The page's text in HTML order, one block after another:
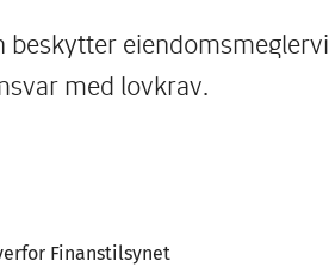
beskytter
med lovkrav.
Finanstilsynet